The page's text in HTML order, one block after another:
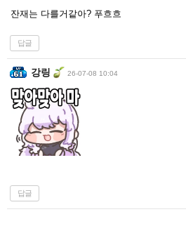
잔재는 다를거같아? 푸흐흐
답글
강링 26-07-08 10:04
답글